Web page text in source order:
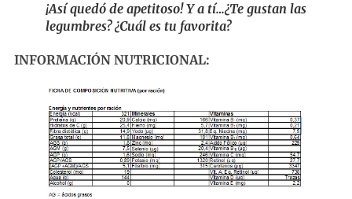
¡Así quedó de apetitoso! Y a tí…¿Te gustan las
legumbres? ¿Cuál es tu favorita?
INFORMACIÓN NUTRICIONAL: